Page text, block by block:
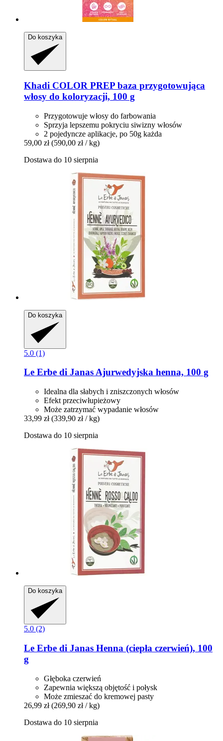
Do koszyka
Khadi COLOR PREP baza przygotowująca
włosy do koloryzacji, 100 g
Przygotowuje włosy do farbowania
Sprzyja lepszemu pokryciu siwizny włosów
2 pojedyncze aplikacje, po 50g każda
59,00 zł (590,00 zł / kg)
Dostawa do 10 sierpnia
Do koszyka
5.0 (1)
Le Erbe di JanasAjurwedyjska henna, 100 g
Idealna dla słabych i zniszczonych włosów
Efekt przeciwłupieżowy
Może zatrzymać wypadanie włosów
33,99 zł (339,90 zł / kg)
Dostawa do 10 sierpnia
Do koszyka
5.0 (2)
Le Erbe di Janas Henna (ciepła czerwień), 100
g
Głęboka czerwień
Zapewnia większą objętość i połysk
Może zmieszać do kremowej pasty
26,99 zł (269,90 zł / kg)
Dostawa do 10 sierpnia